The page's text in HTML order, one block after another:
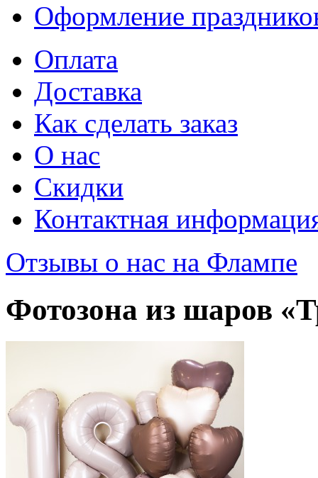
Оформление
Оплата
Доставка
Как сделать заказ
О нас
Скидки
Контактная
Отзывы о нас на Флампе
Фотозона из шаров